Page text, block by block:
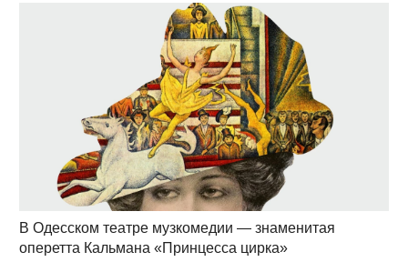
В Одесском театре музкомедии — знаменитая
оперетта Кальмана «Принцесса цирка»